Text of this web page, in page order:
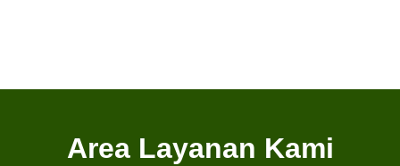
Area Layanan Kami